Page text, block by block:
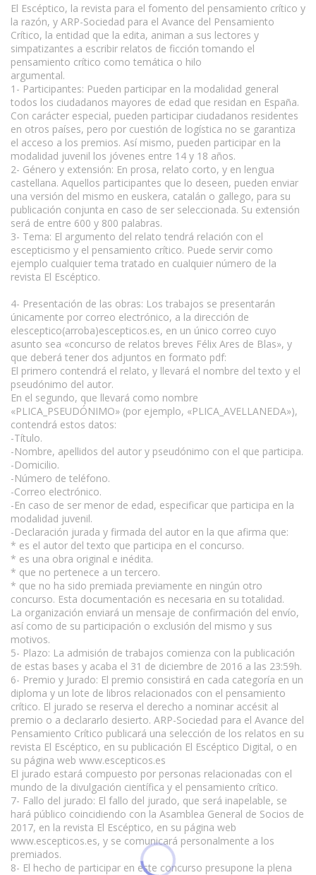
El Escéptico, la revista para el fomento del pensamiento crítico y
la razón, y ARP-Sociedad para el Avance del Pensamiento
Crítico, la entidad que la edita, animan a sus lectores y
simpatizantes a escribir relatos de ficción tomando el
pensamiento crítico como temática o hilo
argumental.
1- Participantes: Pueden participar en la modalidad general
todos los ciudadanos mayores de edad que residan en España.
Con carácter especial, pueden participar ciudadanos residentes
en otros países, pero por cuestión de logística no se garantiza
el acceso a los premios. Así mismo, pueden participar en la
modalidad juvenil los jóvenes entre 14 y 18 años.
2- Género y extensión: En prosa, relato corto, y en lengua
castellana. Aquellos participantes que lo deseen, pueden enviar
una versión del mismo en euskera, catalán o gallego, para su
publicación conjunta en caso de ser seleccionada. Su extensión
será de entre 600 y 800 palabras.
3- Tema: El argumento del relato tendrá relación con el
escepticismo y el pensamiento crítico. Puede servir como
ejemplo cualquier tema tratado en cualquier número de la
revista El Escéptico.
4- Presentación de las obras: Los trabajos se presentarán
únicamente por correo electrónico, a la dirección de
elesceptico(arroba)escepticos.es, en un único correo cuyo
asunto sea «concurso de relatos breves Félix Ares de Blas», y
que deberá tener dos adjuntos en formato pdf:
El primero contendrá el relato, y llevará el nombre del texto y el
pseudónimo del autor.
En el segundo, que llevará como nombre
«PLICA_PSEUDÓNIMO» (por ejemplo, «PLICA_AVELLANEDA»),
contendrá estos datos:
-Título.
-Nombre, apellidos del autor y pseudónimo con el que participa.
-Domicilio.
-Número de teléfono.
-Correo electrónico.
-En caso de ser menor de edad, especificar que participa en la
modalidad juvenil.
-Declaración jurada y firmada del autor en la que afirma que:
* es el autor del texto que participa en el concurso.
* es una obra original e inédita.
* que no pertenece a un tercero.
* que no ha sido premiada previamente en ningún otro
concurso. Esta documentación es necesaria en su totalidad.
La organización enviará un mensaje de confirmación del envío,
así como de su participación o exclusión del mismo y sus
motivos.
5- Plazo: La admisión de trabajos comienza con la publicación
de estas bases y acaba el 31 de diciembre de 2016 a las 23:59h.
6- Premio y Jurado: El premio consistirá en cada categoría en un
diploma y un lote de libros relacionados con el pensamiento
crítico. El jurado se reserva el derecho a nominar accésit al
premio o a declararlo desierto. ARP-Sociedad para el Avance del
Pensamiento Crítico publicará una selección de los relatos en su
revista El Escéptico, en su publicación El Escéptico Digital, o en
su página web www.escepticos.es
El jurado estará compuesto por personas relacionadas con el
mundo de la divulgación científica y el pensamiento crítico.
7- Fallo del jurado: El fallo del jurado, que será inapelable, se
hará público coincidiendo con la Asamblea General de Socios de
2017, en la revista El Escéptico, en su página web
www.escepticos.es, y se comunicará personalmente a los
premiados.
8- El hecho de participar en este concurso presupone la plena